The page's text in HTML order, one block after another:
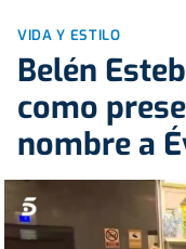
VIDA Y ESTILO
Belén
como
nombre a